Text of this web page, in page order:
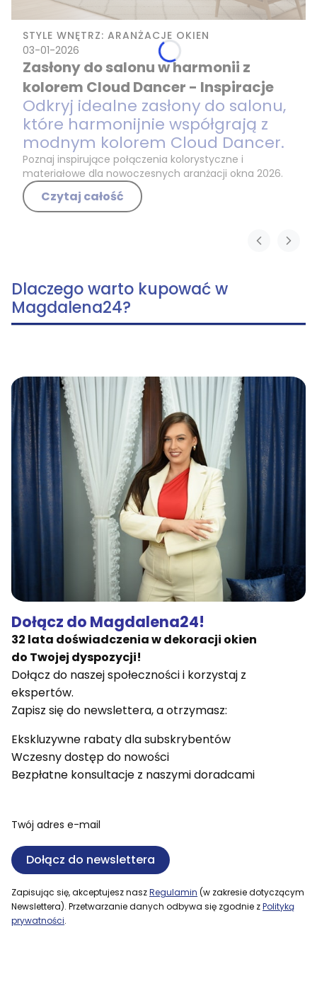
STYLE WNĘTRZ: ARANŻACJE OKIEN
03-01-2026
Zasłony do salonu w harmonii z
kolorem Cloud Dancer - Inspiracje
Odkryj idealne zasłony do salonu,
które harmonijnie współgrają z
modnym kolorem Cloud Dancer.
Poznaj inspirujące połączenia kolorystyczne i
materiałowe dla nowoczesnych aranżacji okna 2026.
Czytaj całość
Dlaczego warto kupować w
Magdalena24?
Dołącz do Magdalena24!
32 lata doświadczenia w dekoracji okien
do Twojej dyspozycji!
Dołącz do naszej społeczności i korzystaj z
ekspertów.
Zapisz się do newslettera, a otrzymasz:
Ekskluzywne rabaty dla subskrybentów
Wczesny dostęp do nowości
Bezpłatne konsultacje z naszymi doradcami
Twój adres e-mail
Dołącz do newslettera
Zapisując się, akceptujesz naszRegulamin (w zakresie dotyczącym
Newslettera). Przetwarzanie danych odbywa się zgodnie zPolityką
prywatności.